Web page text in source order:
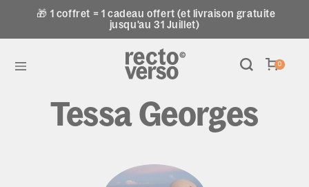
🎁 1 coffret = 1 cadeau offert (et livraison gratuite
jusqu'au 31 Juillet)
0
Tessa Georges